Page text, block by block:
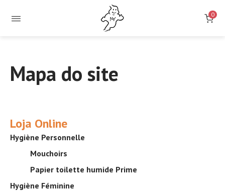
0
Mapa do site
Loja Online
Hygiène Personnelle
Mouchoirs
Papier toilette humide Prime
Hygiène Féminine